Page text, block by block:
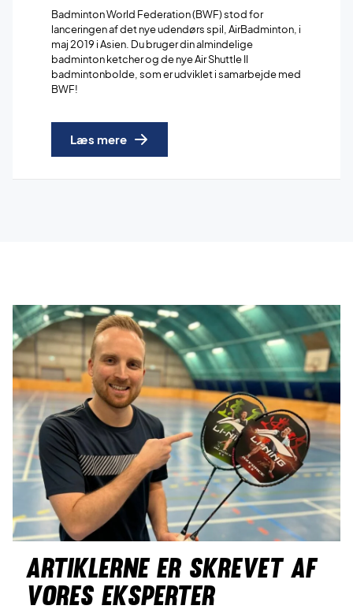
Badminton World Federation (BWF) stod for
lanceringen af det nye udendørs spil, AirBadminton, i
maj 2019 i Asien. Du bruger din almindelige
badminton ketcher og de nye Air Shuttle II
badmintonbolde, som er udviklet i samarbejde med
BWF!
Læs mere
ARTIKLERNE ER SKREVET AF
VORES EKSPERTER